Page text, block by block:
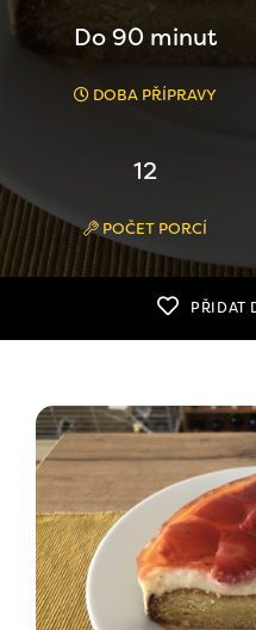
Do 90 minut
DOBA PŘÍPRAVY
12
POČET PORCÍ
PŘIDAT